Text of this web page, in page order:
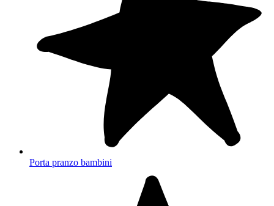
Porta pranzo bambini